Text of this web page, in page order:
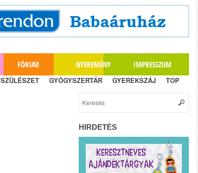
FÓRUM NYEREMÉNY IMPRESSZUM
SZÜLÉSZET GYÓGYSZERTÁR GYEREKSZÁJ TOP
HIRDETÉS